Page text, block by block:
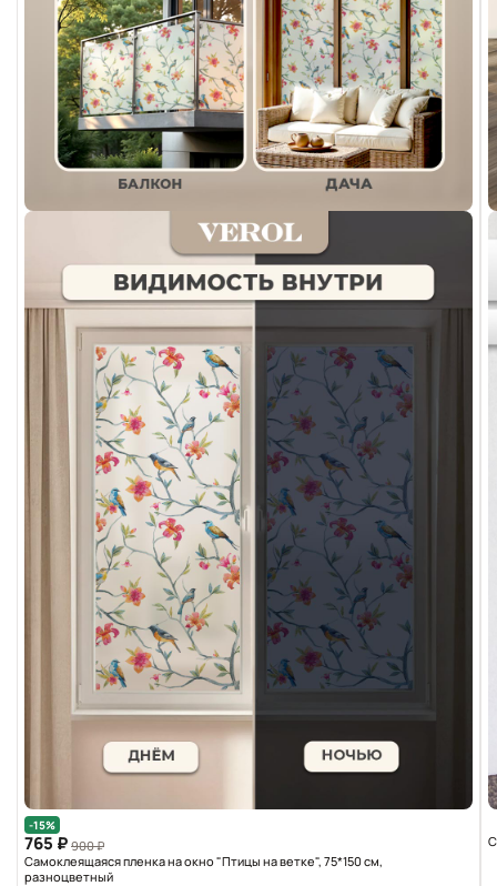
-15%
765 ₽ 900 ₽
Самоклеящаяся пленка на окно "Птицы на ветке", 75*150 см,
разноцветный